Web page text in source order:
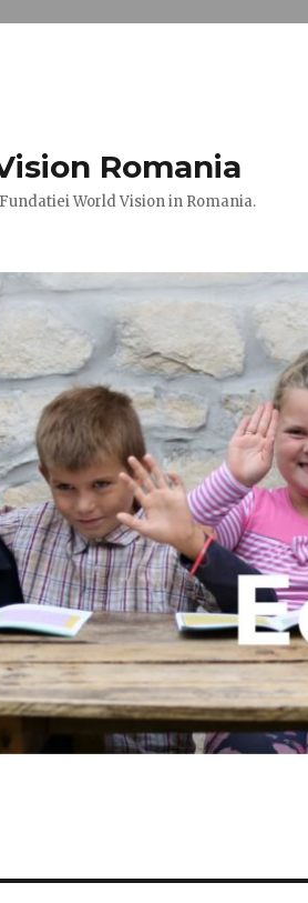
Romania
World Vision in Romania.